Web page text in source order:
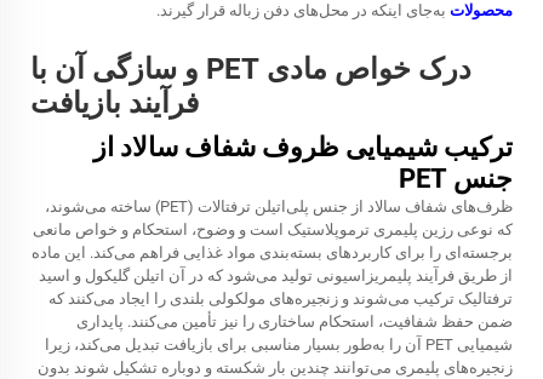
محصولات به‌جای اینکه در محل‌های دفن زباله قرار گیرند.
درک خواص مادی PET و سازگی آن با
فرآیند بازیافت
ترکیب شیمیایی ظروف شفاف سالاد از
جنس PET
ظرف‌های شفاف سالاد از جنس پلی‌اتیلن ترفتالات (PET) ساخته می‌شوند،
که نوعی رزین پلیمری ترموپلاستیک است و وضوح، استحکام و خواص مانعی
برجسته‌ای را برای کاربردهای بسته‌بندی مواد غذایی فراهم می‌کند. این ماده
از طریق فرآیند پلیمریزاسیونی تولید می‌شود که در آن اتیلن گلیکول و اسید
ترفتالیک ترکیب می‌شوند و زنجیره‌های مولکولی بلندی را ایجاد می‌کنند که
ضمن حفظ شفافیت، استحکام ساختاری را نیز تأمین می‌کنند. پایداری
شیمیایی PET آن را به‌طور بسیار مناسبی برای بازیافت تبدیل می‌کند، زیرا
زنجیره‌های پلیمری می‌توانند چندین بار شکسته و دوباره تشکیل شوند بدون